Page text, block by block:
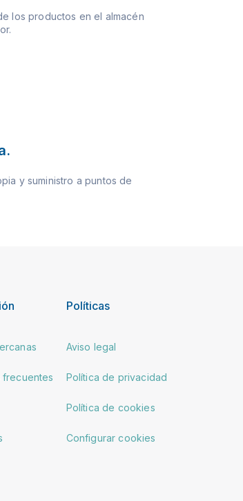
los productos en el almacén
y suministro a puntos de
frecuentes
Políticas
Aviso legal
Política de privacidad
Política de cookies
Configurar cookies